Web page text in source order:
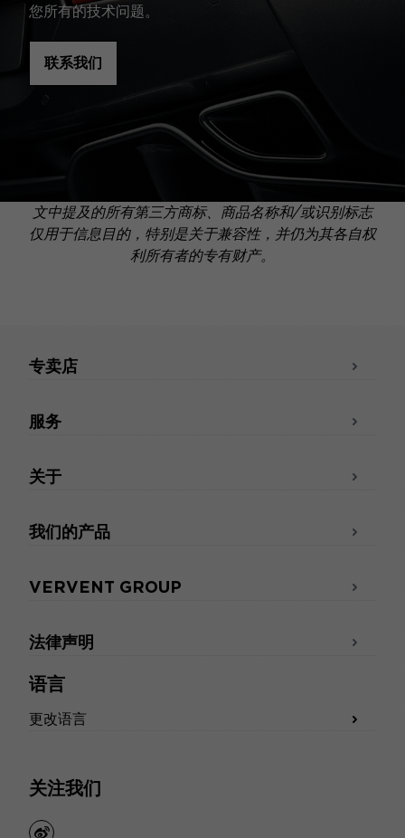
您所有的技术问题。
联系我们
文中提及的所有第三方商标、商品名称和/或识别标志
仅用于信息目的，特别是关于兼容性，并仍为其各自权
利所有者的专有财产。
语言
更改语言
关注我们
专卖店
服务
关于
我们的产品
VERVENT GROUP
法律声明